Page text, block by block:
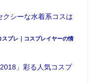
クシーな水着系コスは
スプレ｜コスプレイヤーの情
」彩る人気コスプ